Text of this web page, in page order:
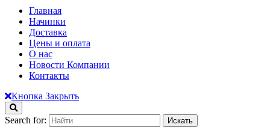
Главная
Начинки
Доставка
Цены и оплата
О нас
Новости Компании
Контакты
Кнопка Закрыть
Search for: